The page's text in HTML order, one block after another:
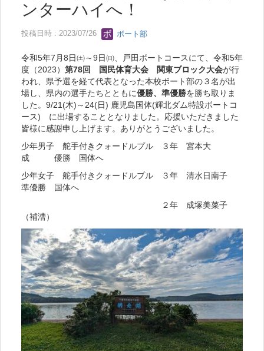
ンターハイへ！
投稿日時 : 2023/07/26 ボート部
令和5年7月8日㈯～9日㈰、戸田ボートコースにて、令和5年
度（2023） 第78回 国民体育大会 関東ブロック大会が行
われ、県予選を経て代表となった本校ボート部の３名が出
場し、県内の選手たちとともに優勝、準優勝を勝ち取りま
した。9/21(木)～24(日) 鹿児島国体(輝北ダム特設ボートコ
ース) に出場することとなりました。応援いただきました
皆様に感謝申し上げます。ありがとうございました。
少年男子 舵手付きクォードルプル ３年 宮本大
成 優勝 国体へ
少年女子 舵手付きクォードルプル ３年 清水日南子
準優勝 国体へ
２年 成塚美菜子
（補漕）